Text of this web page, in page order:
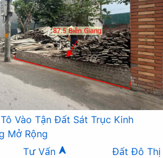
Vào Tận Đất Sát Trục Kinh
Mở Rộng
Tư Vấn
Đất Đô Thị